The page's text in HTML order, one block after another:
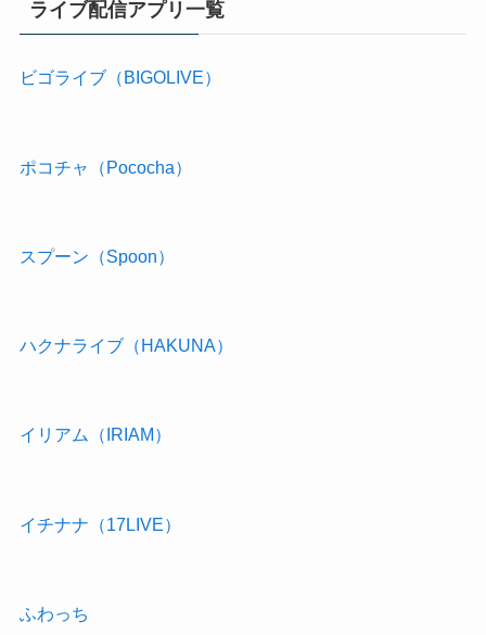
ライブ配信アプリ一覧
ビゴライブ（BIGOLIVE）
ポコチャ（Pococha）
スプーン（Spoon）
ハクナライブ（HAKUNA）
イリアム（IRIAM）
イチナナ（17LIVE）
ふわっち